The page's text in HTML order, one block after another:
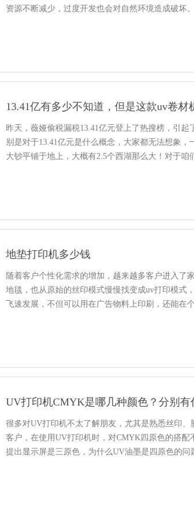
资源不断减少，过度开发也会对自然环境造成破坏
昨天，薇娅偷税漏税13.41亿元登上了热搜榜，引起
别是对于13.41亿元是什么概念，大家都无法想象，
大钞平铺于地上，大概有2.5个西湖那么大！对于
地垫打印机多少钱
随着客户个性化需求的增加，越来越多客户进入了
地毯，也从原始的丝印模式慢慢找变成uv打印模式
飞速发展，不但可以用在广告物料上印刷，还能在
UV打印机CMYK是哪几种颜色？分别有
很多对UV打印机不太了解朋友，尤其是熟悉丝印、
客户，在使用UV打印机时，对CMYK四原色的搭配
提出显示屏是三原色，为什么UV油墨是四原色的问